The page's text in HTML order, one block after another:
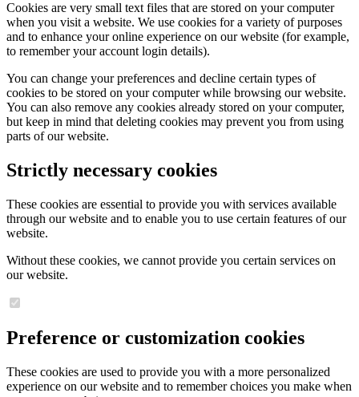
Cookies are very small text files that are stored on your computer
when you visit a website. We use cookies for a variety of purposes
and to enhance your online experience on our website (for example,
to remember your account login details).
You can change your preferences and decline certain types of
cookies to be stored on your computer while browsing our website.
You can also remove any cookies already stored on your computer,
but keep in mind that deleting cookies may prevent you from using
parts of our website.
Strictly necessary cookies
These cookies are essential to provide you with services available
through our website and to enable you to use certain features of our
website.
Without these cookies, we cannot provide you certain services on
our website.
Preference or customization cookies
These cookies are used to provide you with a more personalized
experience on our website and to remember choices you make when